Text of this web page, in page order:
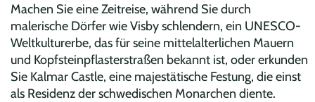
Machen Sie eine Zeitreise, während Sie durch
malerische Dörfer wie Visby schlendern, ein UNESCO-
Weltkulturerbe, das für seine mittelalterlichen Mauern
und Kopfsteinpflasterstraßen bekannt ist, oder erkunden
Sie Kalmar Castle, eine majestätische Festung, die einst
als Residenz der schwedischen Monarchen diente.